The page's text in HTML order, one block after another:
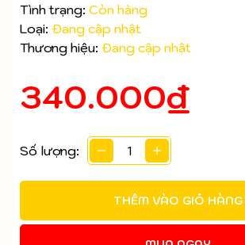
Tình trạng: Còn hàng
Loại: Đang cập nhật
Thương hiệu: Đang cập nhật
340.000₫
Số lượng:
THÊM VÀO GIỎ HÀNG